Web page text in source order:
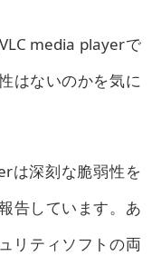
media playerで
はないのかを気に
は深刻な脆弱性を
告しています。あ
リティソフトの両